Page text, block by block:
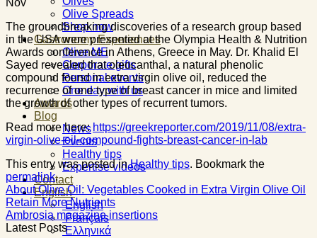
Olive Spreads
Shop now
Gastronomy Experiences
Olive ME
Corporate gifts
Personal events
One day with us
Awards
Blog
News
Events
Healthy tips
Expertise videos
Contact
English
English
Français
Ελληνικά
The groundbreaking discoveries of a research group based
in the USA were presented at the Olympia Health & Nutrition
Awards conference in Athens, Greece in May. Dr. Khalid El
Sayed revealed that oleocanthal, a natural phenolic
compound found in extra virgin olive oil, reduced the
recurrence of one type of breast cancer in mice and limited
the growth of other types of recurrent tumors.
Read more here: https://greekreporter.com/2019/11/08/extra-
virgin-olive-oil-compound-fights-breast-cancer-in-lab
This entry was posted inHealthy tips. Bookmark the
permalink.
About Olive Oil: Vegetables Cooked in Extra Virgin Olive Oil
Retain More Nutrients
Ambrosia magazine insertions
Latest Posts